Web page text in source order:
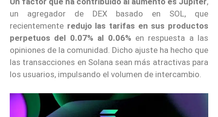
un agregador de DEX basado en SOL, que
recientemente redujo las tarifas en sus productos
perpetuos del 0.07% al 0.06% en respuesta a las
opiniones de la comunidad. Dicho ajuste ha hecho que
las transacciones en Solana sean más atractivas para
los usuarios, impulsando el volumen de intercambio.